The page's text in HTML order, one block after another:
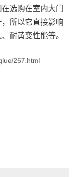
选购在室内大门
所以它直接影响
耐黄变性能等。
267.html